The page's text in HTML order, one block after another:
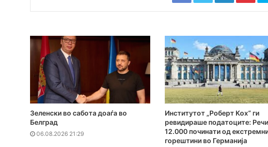
Зеленски во сабота доаѓа во
Белград
06.08.2026 21:29
Институтот „Роберт Кох“ ги
ревидираше податоците:
12.000 починати од
горештини во Германија